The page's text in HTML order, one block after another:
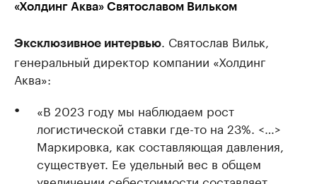
«Холдинг Аква» Святославом Вильком
Эксклюзивное интервью
. Святослав Вильк,
генеральный директор компании «Холдинг
Аква»:
«В 2023 году мы наблюдаем рост
логистической ставки где-то на 23%. <…>
Маркировка, как составляющая давления,
существует. Ее удельный вес в общем